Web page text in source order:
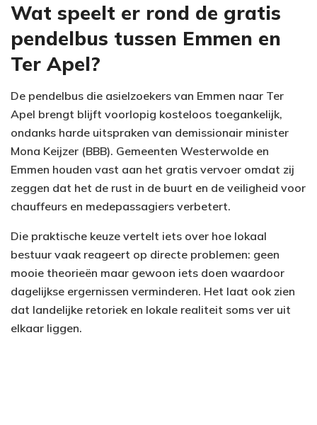
Wat speelt er rond de gratis
pendelbus tussen Emmen en
Ter Apel?
De pendelbus die asielzoekers van Emmen naar Ter
Apel brengt blijft voorlopig kosteloos toegankelijk,
ondanks harde uitspraken van demissionair minister
Mona Keijzer (BBB). Gemeenten Westerwolde en
Emmen houden vast aan het gratis vervoer omdat zij
zeggen dat het de rust in de buurt en de veiligheid voor
chauffeurs en medepassagiers verbetert.
Die praktische keuze vertelt iets over hoe lokaal
bestuur vaak reageert op directe problemen: geen
mooie theorieën maar gewoon iets doen waardoor
dagelijkse ergernissen verminderen. Het laat ook zien
dat landelijke retoriek en lokale realiteit soms ver uit
elkaar liggen.